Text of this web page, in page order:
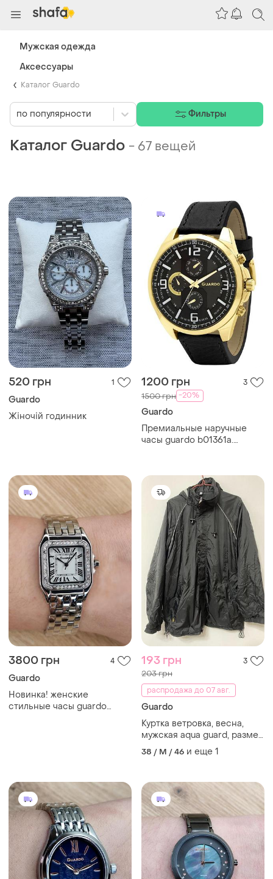
Каталог Guardo
Каталог Guardo - 67 вещей
520 грн 1
Guardo
Жіночій годинник
1200 грн 3
1500 грн -20%
Guardo
Премиальные наручные
часы guardo b01361a.
3800 грн 4
Guardo
Новинка! женские
стильные часы guardo
193 грн 3
203 грн
распродажа до 07 авг.
Guardo
Куртка ветровка, весна,
мужская aqua guard, размер
m.
38 / M / 46 и еще 1
по популярности Фильтры
Мужская одежда
Аксессуары